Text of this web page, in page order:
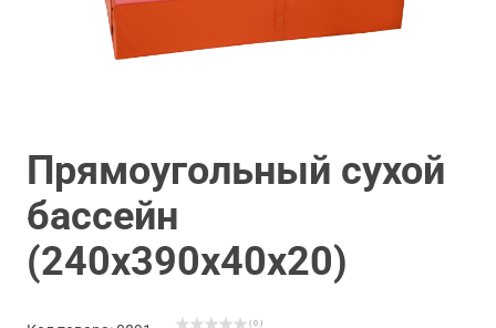
Прямоугольный сухой
бассейн
(240х390х40х20)
( 0 )